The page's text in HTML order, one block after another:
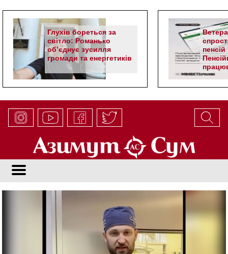
Глухів бореться за
світло: Романько
об’єднує зусилля
громади та енергетиків